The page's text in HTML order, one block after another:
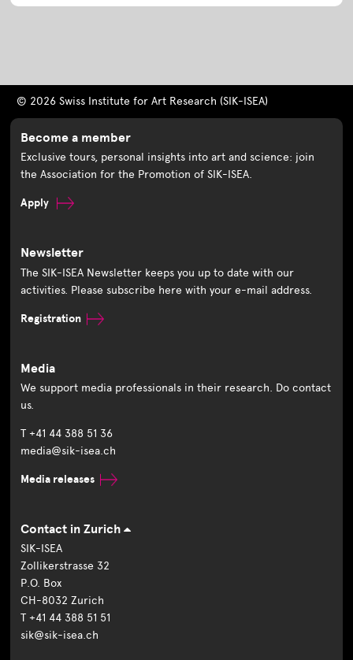
© 2026 Swiss Institute for Art Research (SIK-ISEA)
Become a member
Exclusive tours, personal insights into art and science: join
the Association for the Promotion of SIK-ISEA.
Apply
Newsletter
The SIK-ISEA Newsletter keeps you up to date with our
activities. Please subscribe here with your e-mail address.
Registration
Media
We support media professionals in their research. Do contact
us.
T +41 44 388 51 36
media@sik-isea.ch
Media releases
Contact in Zurich
SIK-ISEA
Zollikerstrasse 32
P.O. Box
CH-8032 Zurich
T +41 44 388 51 51
sik@sik-isea.ch